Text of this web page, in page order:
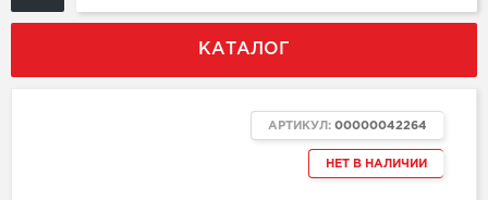
КАТАЛОГ
НЕТ В НАЛИЧИИ
АРТИКУЛ: 00000042264